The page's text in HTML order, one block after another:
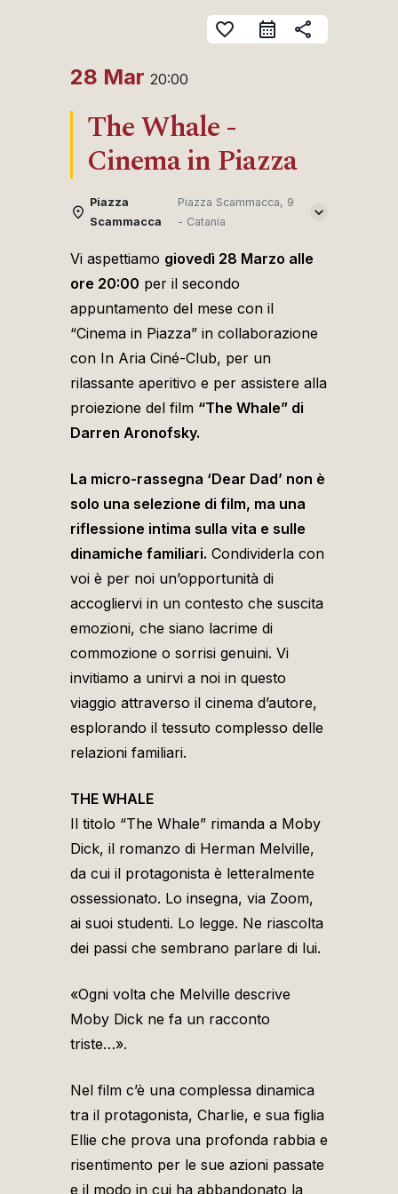
favorite_border share
28 Mar 20:00
The Whale -
Cinema in Piazza
Piazza
Scammacca
Piazza Scammacca, 9
- Catania
Vi aspettiamo giovedì 28 Marzo alle
ore 20:00 per il secondo
appuntamento del mese con il
“Cinema in Piazza” in collaborazione
con In Aria Ciné-Club, per un
rilassante aperitivo e per assistere alla
proiezione del film “The Whale” di
Darren Aronofsky.
La micro-rassegna ‘Dear Dad’ non è
solo una selezione di film, ma una
riflessione intima sulla vita e sulle
dinamiche familiari. Condividerla con
voi è per noi un’opportunità di
accogliervi in un contesto che suscita
emozioni, che siano lacrime di
commozione o sorrisi genuini. Vi
invitiamo a unirvi a noi in questo
viaggio attraverso il cinema d’autore,
esplorando il tessuto complesso delle
relazioni familiari.
THE WHALE
Il titolo “The Whale” rimanda a Moby
Dick, il romanzo di Herman Melville,
da cui il protagonista è letteralmente
ossessionato. Lo insegna, via Zoom,
ai suoi studenti. Lo legge. Ne riascolta
dei passi che sembrano parlare di lui.
«Ogni volta che Melville descrive
Moby Dick ne fa un racconto
triste…».
Nel film c’è una complessa dinamica
tra il protagonista, Charlie, e sua figlia
Ellie che prova una profonda rabbia e
risentimento per le sue azioni passate
e il modo in cui ha abbandonato la